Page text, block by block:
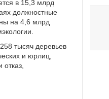
в 15,3 млрд
должностные
на 4,6 млрд
тысяч деревьев
и юрлиц,